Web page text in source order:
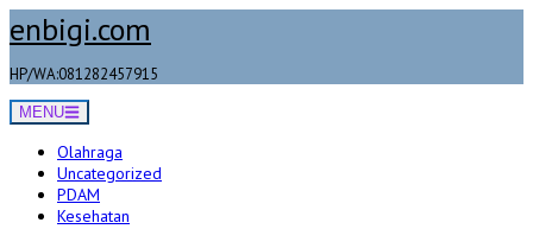
to
enbigi.com
HP/WA:081282457915
MENU
Olahraga
Uncategorized
PDAM
Kesehatan